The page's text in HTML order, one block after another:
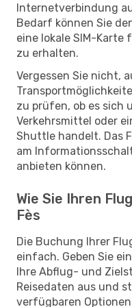
Internetverbindung
Bedarf können Sie
eine lokale SIM-
zu erhalten.
Vergessen Sie nicht,
zu prüfen, ob es sich
Verkehrsmittel oder
Shuttle handelt. Das
am
anbieten können.
Wie Sie Ihren
Fès
Die Buchung Ihrer
einfach. Geben Sie
Ihre Abflug- und
Reisedaten aus und
verfügbaren